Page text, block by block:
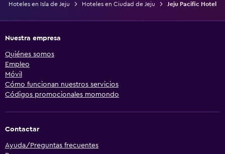
Hoteles en Isla de Jeju
Hoteles en Ciudad de Jeju Jeju Pacific Hotel
Nuestra empresa
Quiénes somos
Empleo
Móvil
Cómo funcionan nuestros servicios
Códigos promocionales momondo
Contactar
Ayuda/Preguntas frecuentes